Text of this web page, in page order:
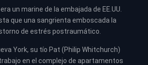
un marine de la embajada de EE.UU.
que una sangrienta emboscada la
de estrés postraumático.
York, su tío Pat (Philip Whitchurch)
en el complejo de apartamentos